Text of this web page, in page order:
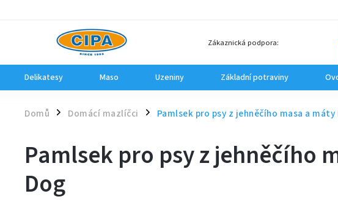
Zákaznická podpora:
Delikatesy Maso Uzeniny Základní potraviny
Domů / Domácí mazlíčci / Pamlsek pro psy z jehněčího masa a
Pamlsek pro psy z jehněčího
Dog